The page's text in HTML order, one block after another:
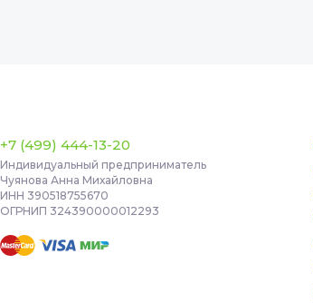
+7 (499) 444-13-20
Индивидуальный предприниматель
Чуянова Анна Михайловна
ИНН 390518755670
ОГРНИП 324390000012293